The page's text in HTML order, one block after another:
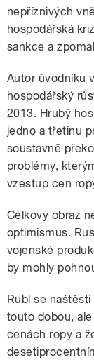
nepříznivých
hospodářská
sankce a
Autor úvodníku
hospodářský
2013. Hrubý
jedno a třetinu
soustavně
problémy,
vzestup cen
Celkový obraz
optimismus.
vojenské
by mohly
Rubl se
touto dobou,
cenách ropy a